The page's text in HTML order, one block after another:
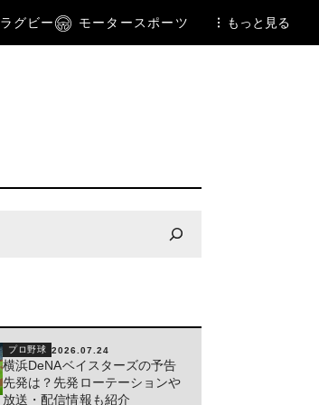
ラグビー モータースポーツ もっと見る
プロ野球 2026.07.24
横浜DeNAベイスターズの予告
先発は？先発ローテーションや
放送・配信情報も紹介